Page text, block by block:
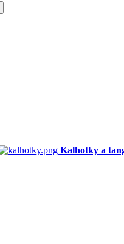
Kalhotky a